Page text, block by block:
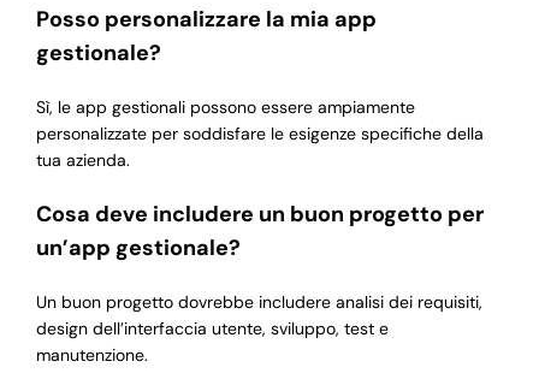
Posso personalizzare la mia app
gestionale?
Sì, le app gestionali possono essere ampiamente
personalizzate per soddisfare le esigenze specifiche della
tua azienda.
Cosa deve includere un buon progetto per
un’app gestionale?
Un buon progetto dovrebbe includere analisi dei requisiti,
design dell’interfaccia utente, sviluppo, test e
manutenzione.